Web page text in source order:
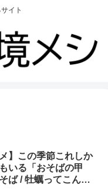
イト
】この季節これしか
いる「おそばの甲
ば / 牡蠣ってこんな